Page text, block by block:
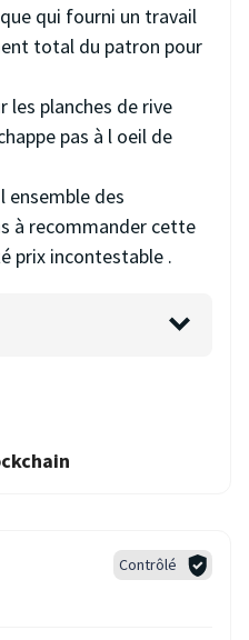
qui fourni un travail
total du patron pour
les planches de rive
pas à l oeil de
des
à recommander cette
prix incontestable .
Contrôlé